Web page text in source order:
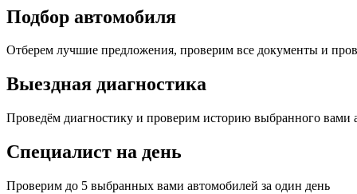
Подбор автомобиля
Отберем лучшие предложения, проверим все документы и
Выездная диагностика
Проведём диагностику и проверим историю выбранного вами
Специалист на день
Проверим до 5 выбранных вами автомобилей за один день